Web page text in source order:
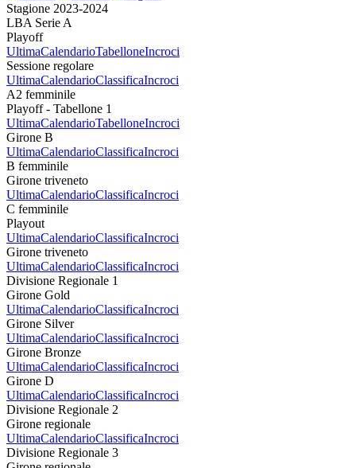
Stagione 2023-2024
LBA Serie A
Playoff
UltimaCalendarioTabelloneIncroci
Sessione regolare
UltimaCalendarioClassificaIncroci
A2 femminile
Playoff - Tabellone 1
UltimaCalendarioTabelloneIncroci
Girone B
UltimaCalendarioClassificaIncroci
B femminile
Girone triveneto
UltimaCalendarioClassificaIncroci
C femminile
Playout
UltimaCalendarioClassificaIncroci
Girone triveneto
UltimaCalendarioClassificaIncroci
Divisione Regionale 1
Girone Gold
UltimaCalendarioClassificaIncroci
Girone Silver
UltimaCalendarioClassificaIncroci
Girone Bronze
UltimaCalendarioClassificaIncroci
Girone D
UltimaCalendarioClassificaIncroci
Divisione Regionale 2
Girone regionale
UltimaCalendarioClassificaIncroci
Divisione Regionale 3